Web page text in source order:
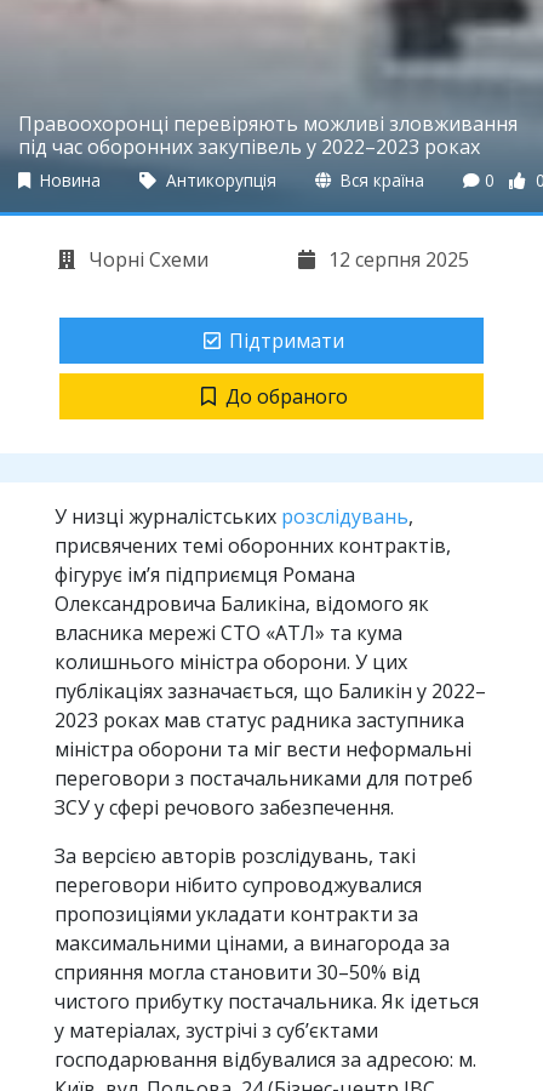
Правоохоронці перевіряють можливі зловживання
під час оборонних закупівель у 2022–2023 роках
Новина Антикорупція Вся країна 0
Чорні Схеми 12 серпня 2025
Підтримати
До обраного
У низці журналістських розслідувань,
присвячених темі оборонних контрактів,
фігурує ім’я підприємця Романа
Олександровича Баликіна, відомого як
власника мережі СТО «АТЛ» та кума
колишнього міністра оборони. У цих
публікаціях зазначається, що Баликін у 2022–
2023 роках мав статус радника заступника
міністра оборони та міг вести неформальні
переговори з постачальниками для потреб
ЗСУ у сфері речового забезпечення.
За версією авторів розслідувань, такі
переговори нібито супроводжувалися
пропозиціями укладати контракти за
максимальними цінами, а винагорода за
сприяння могла становити 30–50% від
чистого прибутку постачальника. Як ідеться
у матеріалах, зустрічі з суб’єктами
господарювання відбувалися за адресою: м.